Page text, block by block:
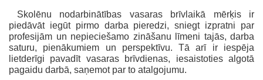
Skolēnu nodarbinātības vasaras brīvlaikā mērķis ir
piedāvāt iegūt pirmo darba pieredzi, sniegt izpratni par
profesijām un nepieciešamo zināšanu līmeni tajās, darba
saturu, pienākumiem un perspektīvu. Tā arī ir iespēja
lietderīgi pavadīt vasaras brīvdienas, iesaistoties algotā
pagaidu darbā, saņemot par to atalgojumu.